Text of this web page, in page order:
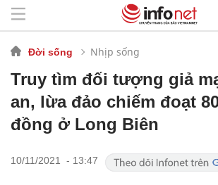
Đời sống Nhịp sống
Truy tìm đối tượng giả
an, lừa đảo chiếm đoạt
đồng ở Long Biên
10/11/2021 - 13:47